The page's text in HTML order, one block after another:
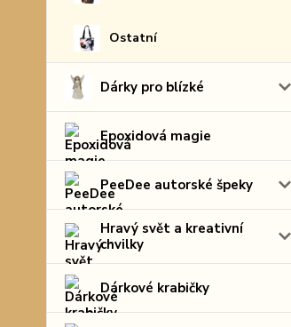
Ostatní
Dárky pro blízké
Epoxidová magie
PeeDee autorské špeky
Hravý svět a kreativní
chvilky
Dárkové krabičky